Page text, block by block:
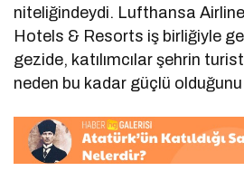
niteliğindeydi. Lufthansa
Hotels & Resorts iş birliğiyle
gezide, katılımcılar şehrin
neden bu kadar güçlü